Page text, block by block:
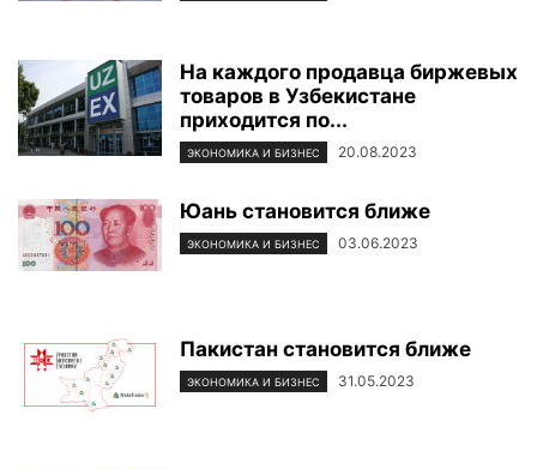
На каждого продавца биржевых
товаров в Узбекистане
приходится по...
ЭКОНОМИКА И БИЗНЕС 20.08.2023
Юань становится ближе
ЭКОНОМИКА И БИЗНЕС 03.06.2023
Пакистан становится ближе
ЭКОНОМИКА И БИЗНЕС 31.05.2023